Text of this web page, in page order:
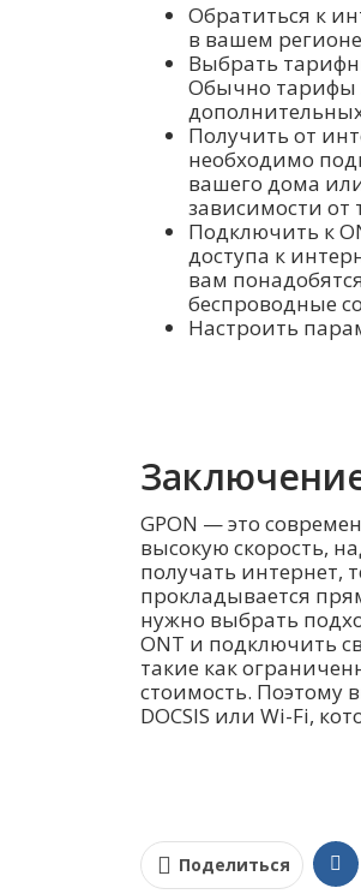
Обратиться к
в вашем
Выбрать
Обычно тарифы
Получить от
необходимо
вашего дома
зависимости от
Подключить к
доступа к
вам
беспроводные
Настроить
GPON — это
высокую скорость,
получать интернет,
прокладывается
нужно выбрать
ONT и подключить
такие как
стоимость. Поэтому
DOCSIS или Wi-Fi,
Поделиться